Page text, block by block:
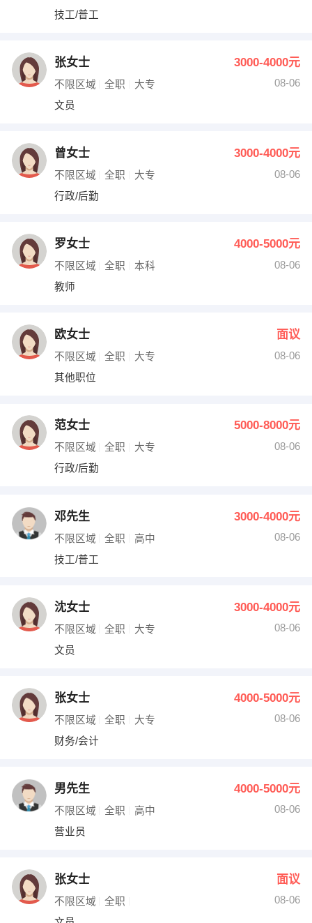
技工/普工
张女士 3000-4000元
不限区域 全职 大专
08-06
文员
曾女士 3000-4000元
不限区域 全职 大专
08-06
行政/后勤
罗女士 4000-5000元
不限区域 全职 本科
08-06
教师
欧女士 面议
不限区域 全职 大专
08-06
其他职位
范女士 5000-8000元
不限区域 全职 大专
08-06
行政/后勤
邓先生 3000-4000元
不限区域 全职 高中
08-06
技工/普工
沈女士 3000-4000元
不限区域 全职 大专
08-06
文员
张女士 4000-5000元
不限区域 全职 大专
08-06
财务/会计
男先生 4000-5000元
不限区域 全职 高中
08-06
营业员
张女士 面议
不限区域 全职
08-06